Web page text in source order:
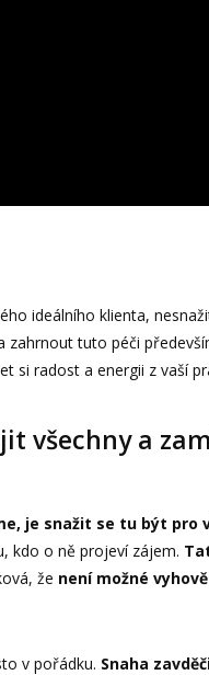
ideálního klienta,
zahrnout tuto péči
si radost a energii z vaší
všechny a
je snažit se tu být pro
kdo o ně projeví zájem.
že není možné
v pořádku. Snaha